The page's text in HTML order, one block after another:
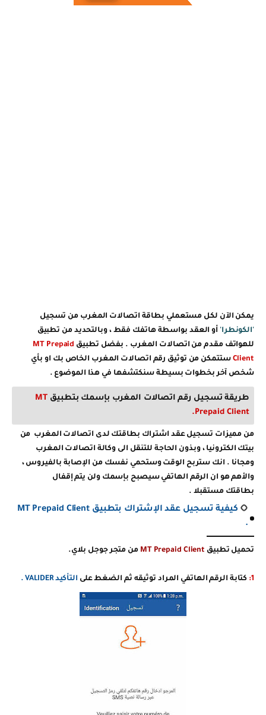
يمكن الآن لكل مستعملي بطاقة اتصالات المغرب من تسجيل
'الكونطرا' أو العقد بواسطة هاتفك فقط ، وبالتحديد من تطبيق
للهواتف مقدم من اتصالات المغرب . بفضل تطبيق MT Prepaid
Client ستتمكن من توثيق رقم اتصالات المغرب الخاص بك او بأي
شخص آخر بخطوات بسيطة سنكتشفها في هذا الموضوع .
طريقة تسجيل رقم اتصالات المغرب بإسمك بتطبيق MT
Prepaid Client.
من مميزات تسجيل عقد اشتراك بطاقتك لدى اتصالات المغرب من
بيتك الكترونيا ، وبذون الحاجة للتنقل الى وكالة اتصالات المغرب
ومجانا . انك ستربح الوقت وستحمي نفسك من الإصابة بالفيروس ،
والأهم هو ان الرقم الهاتفي سيصبح بإسمك ولن يتم إقفال
بطاقتكمستقبلا .
كيفية تسجيل عقد الإشتراك بتطبيق MT Prepaid Client
.
تحميل تطبيق MT Prepaid Client من متجر جوجل بلاي.
1: كتابة الرقم الهاتفي المراد توثيقه ثم الضغط على التأكيد VALIDER .